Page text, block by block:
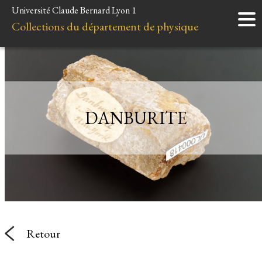
Accueil
Instruments
Minéraux
Liens et ressources
Université Claude Bernard Lyon 1
Collections du département de physique
DANBURITE
Retour